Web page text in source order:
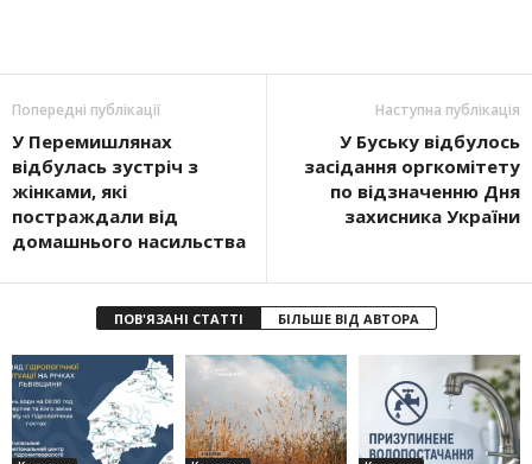
Попередні публікації
У Перемишлянах
відбулась зустріч з
жінками, які
постраждали від
домашнього насильства
Наступна публікація
У Буську відбулось
засідання оргкомітету
по відзначенню Дня
захисника України
ПОВ'ЯЗАНІ СТАТТІ БІЛЬШЕ ВІД АВТОРА